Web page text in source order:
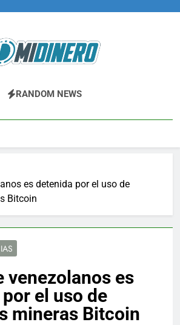
Criptomonedas
RANDOM NEWS
es detenida por el uso de
Bitcoin
venezolanos es
el uso de
mineras Bitcoin